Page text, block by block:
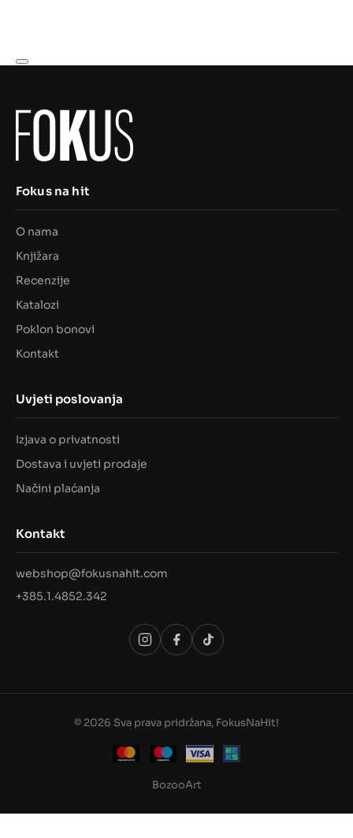
Fokus na hit
O nama
Knjižara
Recenzije
Katalozi
Poklon bonovi
Kontakt
Uvjeti poslovanja
Izjava o privatnosti
Dostava i uvjeti prodaje
Načini plaćanja
Kontakt
webshop@fokusnahit.com
+385.1.4852.342
© 2026 Sva prava pridržana, FokusNaHit!
BozooArt